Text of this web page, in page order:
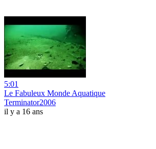
5:01
Le Fabuleux Monde Aquatique
Terminator2006
il y a 16 ans